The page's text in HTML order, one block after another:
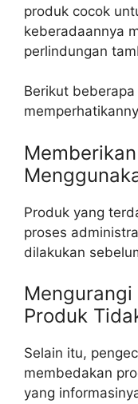
produk cocok
keberadaannya
perlindungan
Berikut
Produk yang
proses
dilakukan
Mengurangi
Produk
Selain itu,
membedakan
yang